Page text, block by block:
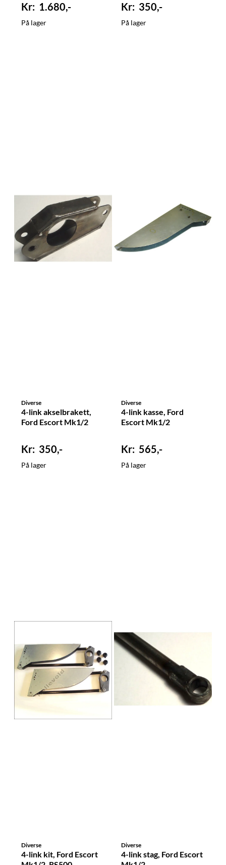
1.680,-
På lager
350,-
På lager
Diverse
4-link akselbrakett,
Ford Escort Mk1/2
350,-
På lager
Diverse
4-link kasse, Ford
Escort Mk1/2
565,-
På lager
Diverse
4-link kit, Ford Escort
Diverse
4-link stag, Ford Escort